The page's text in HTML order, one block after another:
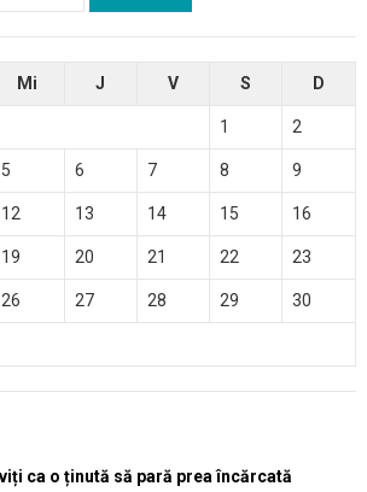
Mi J V S D
1 2
5 6 7 8 9
12 13 14 15 16
19 20 21 22 23
26 27 28 29 30
ca o ținută să pară prea încărcată